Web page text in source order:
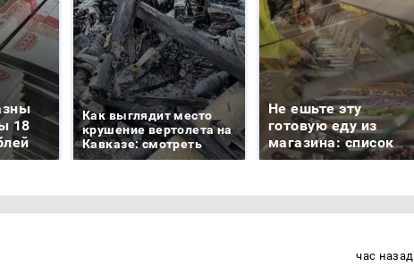
18
Как выглядит место
крушение вертолета на
Кавказе: смотреть
Не ешьте эту
готовую еду из
магазина: список
час назад